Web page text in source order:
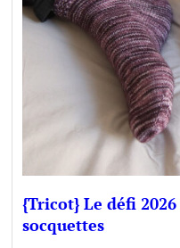
{Tricot} Le défi
socquettes